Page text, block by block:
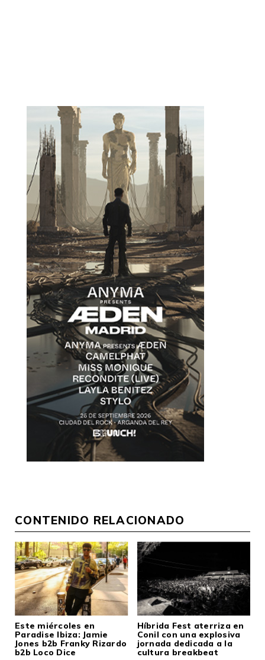
CONTENIDO RELACIONADO
Este miércoles en
Paradise Ibiza: Jamie
Jones b2b Franky Rizardo
b2b Loco Dice
Híbrida Fest aterriza en
Conil con una explosiva
jornada dedicada a la
cultura breakbeat